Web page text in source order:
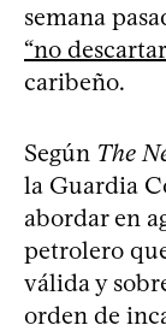
semana
“no
caribeño.
Según The
la Guardia
abordar en
petrolero
válida y
orden de